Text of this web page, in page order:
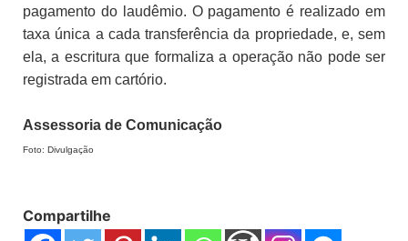
pagamento do laudêmio. O pagamento é realizado em
taxa única a cada transferência da propriedade, e, sem
ela, a escritura que formaliza a operação não pode ser
registrada em cartório.
Assessoria de Comunicação
Foto: Divulgação
Compartilhe